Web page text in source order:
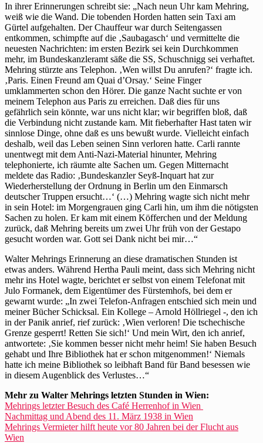
In ihrer Erinnerungen schreibt sie: „Nach neun Uhr kam Mehring,
weiß wie die Wand. Die tobenden Horden hatten sein Taxi am
Gürtel aufgehalten. Der Chauffeur war durch Seitengassen
entkommen, schimpfte auf die ‚Saubagasch‘ und vermittelte die
neuesten Nachrichten: im ersten Bezirk sei kein Durchkommen
mehr, im Bundeskanzleramt säße die SS, Schuschnigg sei verhaftet.
Mehring stürzte ans Telephon. ‚Wen willst Du anrufen?‘ fragte ich.
‚Paris. Einen Freund am Quai d’Orsay.‘ Seine Finger
umklammerten schon den Hörer. Die ganze Nacht suchte er von
meinem Telephon aus Paris zu erreichen. Daß dies für uns
gefährlich sein könnte, war uns nicht klar; wir begriffen bloß, daß
die Verbindung nicht zustande kam. Mit fieberhafter Hast taten wir
sinnlose Dinge, ohne daß es uns bewußt wurde. Vielleicht einfach
deshalb, weil das Leben seinen Sinn verloren hatte. Carli rannte
unentwegt mit dem Anti-Nazi-Material hinunter, Mehring
telephonierte, ich räumte alte Sachen um. Gegen Mitternacht
meldete das Radio: ‚Bundeskanzler Seyß-Inquart hat zur
Wiederherstellung der Ordnung in Berlin um den Einmarsch
deutscher Truppen ersucht…‘ (…) Mehring wagte sich nicht mehr
in sein Hotel: im Morgengrauen ging Carli hin, um ihm die nötigsten
Sachen zu holen. Er kam mit einem Köfferchen und der Meldung
zurück, daß Mehring bereits um zwei Uhr früh von der Gestapo
gesucht worden war. Gott sei Dank nicht bei mir…“
Walter Mehrings Erinnerung an diese dramatischen Stunden ist
etwas anders. Während Hertha Pauli meint, dass sich Mehring nicht
mehr ins Hotel wagte, berichtet er selbst von einem Telefonat mit
Julo Formanek, dem Eigentümer des Fürstemhofs, bei dem er
gewarnt wurde: „In zwei Telefon-Anfragen entschied sich mein und
meiner Bücher Schicksal. Ein Kollege – Arnold Höllriegel -, den ich
in der Panik anrief, rief zurück: ‚Wien verloren! Die tschechische
Grenze gesperrt! Retten Sie sich!‘ Und mein Wirt, den ich anrief,
antwortete: ‚Sie kommen besser nicht mehr heim! Sie haben Besuch
gehabt und Ihre Bibliothek hat er schon mitgenommen!‘ Niemals
hatte ich meine Bibliothek so leibhaft Band für Band besessen wie
in diesem Augenblick des Verlustes…“
Mehr zu Walter Mehrings letzten Stunden in Wien:
Mehrings letzter Besuch des Café Herrenhof in Wien
Nachmittag und Abend des 11. März 1938 in Wien
Mehrings Vermieter hilft heute vor 80 Jahren bei der Flucht aus
Wien